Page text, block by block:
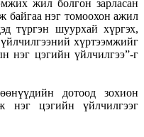
жил болгон зарласан
байгаа нэг томоохон ажил
түргэн шуурхай хүргэх,
хүртээмжийг
нэг цэгийн үйлчилгээ”-г
дотоод зохион
нэг цэгийн үйлчилгээг